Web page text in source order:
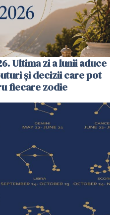
Ultima zi a lunii aduce
și decizii care pot
fiecare zodie